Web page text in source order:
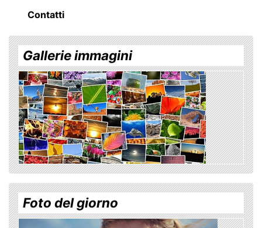
Contatti
Gallerie immagini
Foto del giorno